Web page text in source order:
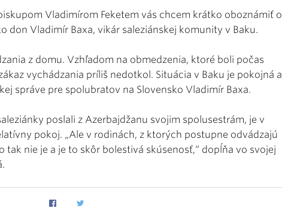
Vladimírom Feketem vás chcem krátko oboznámiť o
don Vladimír Baxa, vikár saleziánskej komunity v Baku.
z domu. Vzhľadom na obmedzenia, ktoré boli počas
vychádzania príliš nedotkol. Situácia v Baku je pokojná a
správe pre spolubratov na Slovensko Vladimír Baxa.
poslali z Azerbajdžanu svojim spolusestrám, je v
pokoj. „Ale v rodinách, z ktorých postupne odvádzajú
tak nie je a je to skôr bolestivá skúsenosť,“ dopĺňa vo svojej